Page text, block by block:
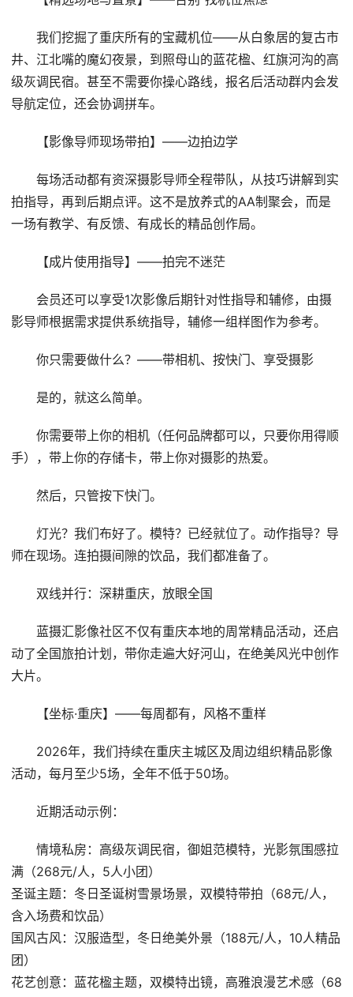
我们挖掘了重庆所有的宝藏机位——从白象居的复古市
井、江北嘴的魔幻夜景，到照母山的蓝花楹、红旗河沟的高
级灰调民宿。甚至不需要你操心路线，报名后活动群内会发
导航定位，还会协调拼车。
【影像导师现场带拍】——边拍边学
每场活动都有资深摄影导师全程带队，从技巧讲解到实
拍指导，再到后期点评。这不是放养式的AA制聚会，而是
一场有教学、有反馈、有成长的精品创作局。
【成片使用指导】——拍完不迷茫
会员还可以享受1次影像后期针对性指导和辅修，由摄
影导师根据需求提供系统指导，辅修一组样图作为参考。
你只需要做什么？——带相机、按快门、享受摄影
是的，就这么简单。
你需要带上你的相机（任何品牌都可以，只要你用得顺
手），带上你的存储卡，带上你对摄影的热爱。
然后，只管按下快门。
灯光？我们布好了。模特？已经就位了。动作指导？导
师在现场。连拍摄间隙的饮品，我们都准备了。
双线并行：深耕重庆，放眼全国
蓝摄汇影像社区不仅有重庆本地的周常精品活动，还启
动了全国旅拍计划，带你走遍大好河山，在绝美风光中创作
大片。
【坐标·重庆】——每周都有，风格不重样
2026年，我们持续在重庆主城区及周边组织精品影像
活动，每月至少5场，全年不低于50场。
近期活动示例：
情境私房：高级灰调民宿，御姐范模特，光影氛围感拉
满（268元/人，5人小团）
圣诞主题：冬日圣诞树雪景场景，双模特带拍（68元/人，
含入场费和饮品）
国风古风：汉服造型，冬日绝美外景（188元/人，10人精品
团）
花艺创意：蓝花楹主题，双模特出镜，高雅浪漫艺术感（68